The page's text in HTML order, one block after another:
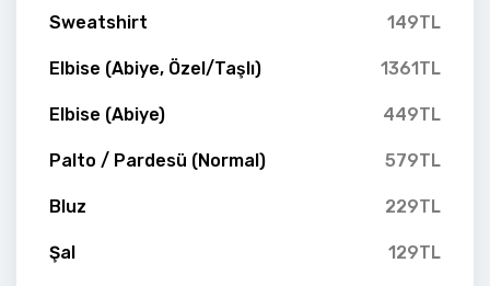
Sweatshirt 149TL
Elbise (Abiye, Özel/Taşlı) 1361TL
Elbise (Abiye) 449TL
Palto / Pardesü (Normal) 579TL
Bluz 229TL
Şal 129TL